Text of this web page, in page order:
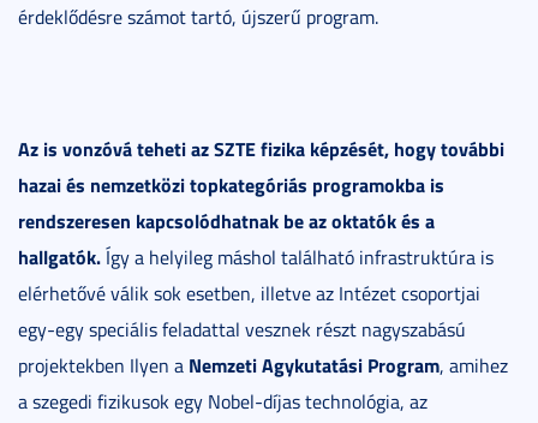
érdeklődésre számot tartó, újszerű program.
Az is vonzóvá teheti az SZTE fizika képzését, hogy további
hazai és nemzetközi topkategóriás programokba is
rendszeresen kapcsolódhatnak be az oktatók és a
hallgatók.Így a helyileg máshol található infrastruktúra is
elérhetővé válik sok esetben, illetve az Intézet csoportjai
egy-egy speciális feladattal vesznek részt nagyszabású
projektekben Ilyen a Nemzeti Agykutatási Program, amihez
a szegedi fizikusok egy Nobel-díjas technológia, az